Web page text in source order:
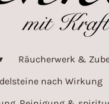
Räucherwerk &
nach Wirkung